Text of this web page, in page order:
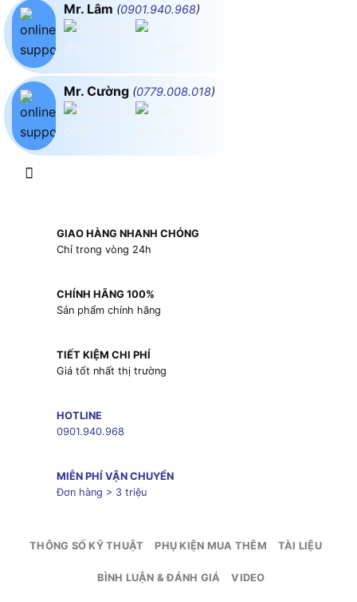
Mr. Lâm (0901.940.968)
Mr. Cường (0779.008.018)
GIAO HÀNG NHANH CHÓNG
Chỉ trong vòng 24h
CHÍNH HÃNG 100%
Sản phẩm chính hãng
TIẾT KIỆM CHI PHÍ
Giá tốt nhất thị trường
HOTLINE
0901.940.968
MIỄN PHÍ VẬN CHUYỂN
Đơn hàng > 3 triệu
THÔNG SỐ KỸ THUẬT PHỤ KIỆN MUA THÊM TÀI LIỆU
BÌNH LUẬN & ĐÁNH GIÁ VIDEO